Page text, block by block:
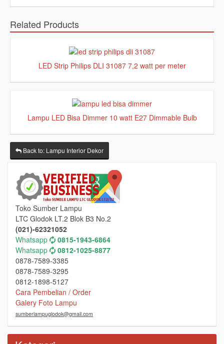
Related Products
LED Strip Philips DLI 31087 7,2 watt per meter
Lampu LED Bisa Dimmer 10 watt E27 Dimmable Bulb
Back to: Lampu Interior Dekor
Toko Sumber Lampu
LTC Glodok LT.2 Blok B3 No.2
(021)-62321052
Whatsapp
0815-1943-6864
Whatsapp
0812-1025-8877
0878-7589-3385
0878-7589-3295
0812-1898-5127
Cara Pembelian / Order
Galery Foto Lampu
sumberlampuglodok@gmail.com